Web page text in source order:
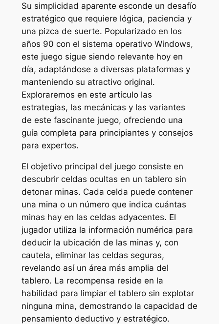
Su simplicidad aparente esconde un desafío
estratégico que requiere lógica, paciencia y
una pizca de suerte. Popularizado en los
años 90 con el sistema operativo Windows,
este juego sigue siendo relevante hoy en
día, adaptándose a diversas plataformas y
manteniendo su atractivo original.
Exploraremos en este artículo las
estrategias, las mecánicas y las variantes
de este fascinante juego, ofreciendo una
guía completa para principiantes y consejos
para expertos.
El objetivo principal del juego consiste en
descubrir celdas ocultas en un tablero sin
detonar minas. Cada celda puede contener
una mina o un número que indica cuántas
minas hay en las celdas adyacentes. El
jugador utiliza la información numérica para
deducir la ubicación de las minas y, con
cautela, eliminar las celdas seguras,
revelando así un área más amplia del
tablero. La recompensa reside en la
habilidad para limpiar el tablero sin explotar
ninguna mina, demostrando la capacidad de
pensamiento deductivo y estratégico.